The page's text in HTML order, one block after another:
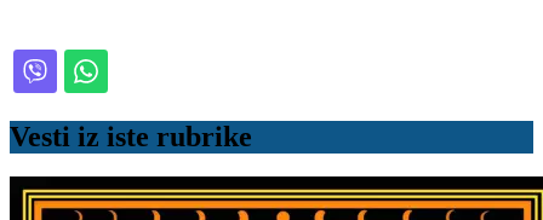
Vesti iz iste rubrike